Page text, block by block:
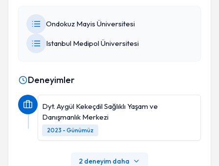
Ondokuz Mayis Üniversitesi
Istanbul Medipol Üniversitesi
Deneyimler
Dyt. Aygül Kekeçdil Sağlıklı Yaşam ve
Danışmanlık Merkezi
2023 - Günümüz
2 deneyim daha